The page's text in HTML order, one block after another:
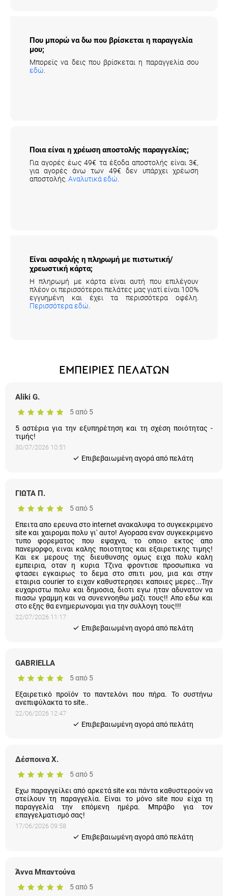
Που μπορώ να δω που βρίσκεται η
παραγγελία μου;
Μπορείς να δεις που βρίσκεται η παραγγελία σου
εδώ
Ποια είναι η χρέωση αποστολής
παραγγελίας;
Για αγορές έως 49€ τα έξοδα αποστολής είναι 3€,
για αγορές άνω των 49€ δεν υπάρχει χρέωση
Είναι ασφαλής η πληρωμή με πιστωτική/
χρεωστική κάρτα;
Η πληρωμή με κάρτα είναι αυτή που επιλέγουν
πλέον οι περισσότεροι πελάτες μας γιατί είναι 100%
εγγυημένη και έχει τα περισσότερα οφέλη.
Περισσότερα εδώ
ΕΜΠΕΙΡΙΕΣ ΠΕΛΑΤΩΝ
Aliki G.
5 από 5
5 αστέρια για την εξυπηρέτηση και τη σχέση ποιότητας -
τιμής!
30/07/2026 10:51
Eπιβεβαιωμένη αγορά από πελάτη
ΓΙΩΤΑ Π.
5 από 5
Επειτα απο ερευνα στο internet ανακαλυψα το συγκεκριμενο
site και χαιρομαι πολυ γι' αυτο! Αγορασα εναν συγκεκριμενο
τυπο φορεματος που εψαχνα, το οποιο εκτος απο
πανεμορφο, ειναι καλης ποιοτητας και εξαιρετικης τιμης!
Και εκ μερους της διευθυνσης ομως ειχα πολυ καλη
εμπειρια, οταν η κυρια Τζινα φροντισε προσωπικα να
φτασει εγκαιρως το δεμα στο σπιτι μου, μια και στην
εταιρια courier το ειχαν καθυστερησει καποιες μερες...Την
ευχαριστω πολυ και δημοσια, διοτι εγω ηταν αδυνατον να
πιασω γραμμη και να συνεννοηθω μαζι τους!! Απο εδω και
στο εξης θα ενημερωνομαι για την συλλογη τους!!!
22/07/2026 11:17
Eπιβεβαιωμένη αγορά από πελάτη
GABRIELLA
5 από 5
Εξαιρετικό προϊόν το παντελόνι που πήρα. Το συστήνω
ανεπιφύλακτα το site..
22/06/2026 12:47
Eπιβεβαιωμένη αγορά από πελάτη
Δέσποινα Χ.
5 από 5
Εχω παραγγείλει από αρκετά site και πάντα καθυστερούν να
στείλουν τη παραγγελία. Είναι το μόνο site που είχα τη
παραγγελία την επόμενη ημέρα. Μπράβο για τον
επαγγελματισμό σας!
17/06/2026 09:58
Eπιβεβαιωμένη αγορά από πελάτη
Άννα Μπαντούνα
5 από 5